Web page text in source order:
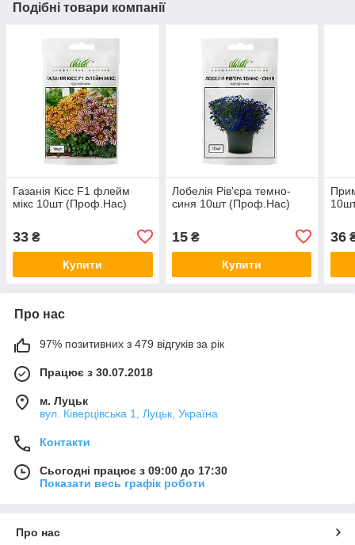
Подібні товари компанії
Газанія Кісс F1 флейм
мікс 10шт (Проф.Нас)
33 ₴
Купити
Лобелія Рів'єра темно-
синя 10шт (Проф.Нас)
15₴
Купити
36
Про нас
97% позитивних з 479 відгуків за рік
Працює з 30.07.2018
м. Луцьк
вул. Ківерцівська 1, Луцьк, Україна
Контакти
Сьогодні працює з 09:00 до 17:30
Показати весь графік роботи
Про нас